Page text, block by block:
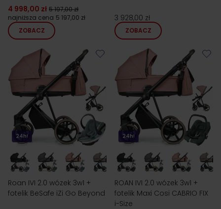
4 998,00 zł 5 197,00 zł
najniższa cena 5 197,00 zł
ZOBACZ
3 928,00 zł
ZOBACZ
24h!
Roan IVI 2.0 wózek 3w1 +
fotelik BeSafe iZi Go Beyond
24h!
ROAN IVI 2.0 wózek 3w1 +
fotelik Maxi Cosi CABRIO FIX
i-Size